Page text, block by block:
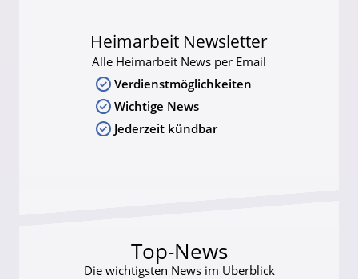
Heimarbeit Newsletter
Alle Heimarbeit News per Email
Verdienstmöglichkeiten
Wichtige News
Jederzeit kündbar
Top-News
Die wichtigsten News im Überblick